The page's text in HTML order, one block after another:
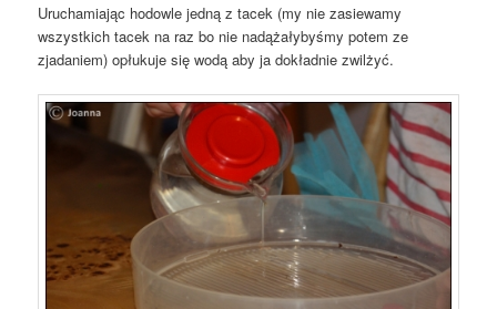
Uruchamiając hodowle jedną z tacek (my nie zasiewamy
wszystkich tacek na raz bo nie nadążałybyśmy potem ze
zjadaniem) opłukuje się wodą aby ja dokładnie zwilżyć.